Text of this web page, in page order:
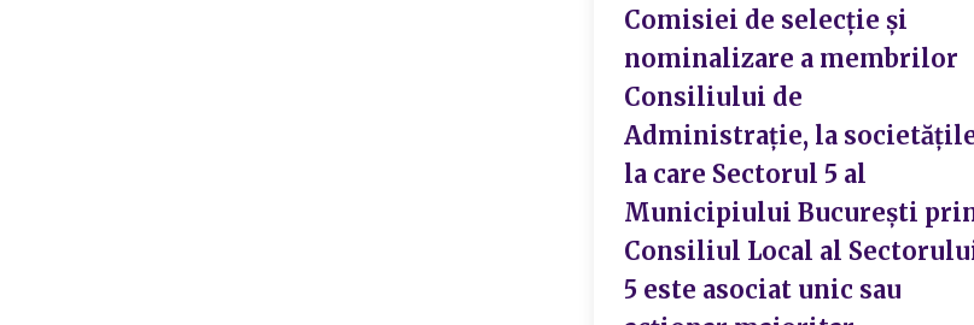
Comisiei de selecție și
nominalizare a membrilor
Consiliului de
Administraţie, la
la care Sectorul 5 al
Municipiului București
Consiliul Local al
5 este asociat unic sau